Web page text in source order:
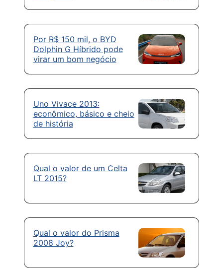
Por R$ 150 mil, o BYD
Dolphin G Híbrido pode
virar um bom negócio
Uno Vivace 2013:
econômico, básico e cheio
de história
Qual o valor de um Celta
LT 2015?
Qual o valor do Prisma
2008 Joy?